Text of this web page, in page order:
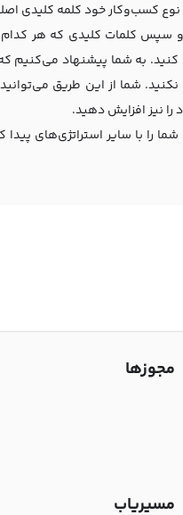
نوع کسب‌وکار خود کلمه کلیدی
کلمات کلیدی که هر کدام
به شما پیشنهاد می‌کنیم
شما از این طریق
نیز افزایش دهید.
را با سایر استراتژی‌های
مجوزها
مسیریاب